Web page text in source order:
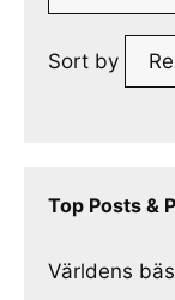
Sort by
Top Posts &
Världens